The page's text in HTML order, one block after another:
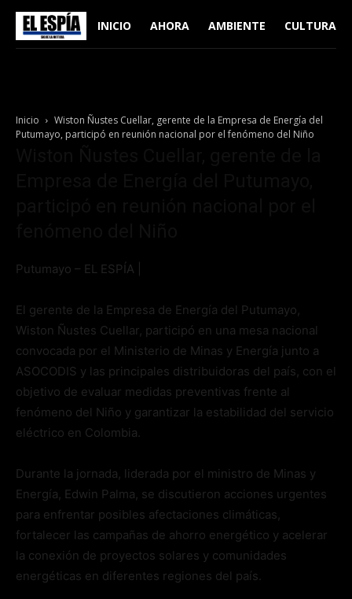
INICIO AHORA AMBIENTE CULTURA
Inicio
Wiston Ñustes Cuellar, gerente de la Empresa de Energía del
Putumayo, participó en reunión nacional por el fenómeno del Niño
Putumayo – EL ESPÍA |
El gerente de la Empresa de Energía del Putumayo,
Wiston Ñustes Cuellar, participó en una mesa nacional
convocada por el Ministerio de Minas y Energía junto a
ASOCODIS y las principales distribuidoras del país, con el
objetivo de evaluar medidas preventivas frente al
fenómeno del Niño y garantizar la estabilidad del servicio
eléctrico en Colombia.
Durante la jornada, liderada por el ministro de Minas y
Energía, Edwin Palma, se discutieron acciones urgentes
para enfrentar posibles afectaciones climáticas,
fortalecer las campañas de ahorro energético y acelerar
la conexión de proyectos solares y comunidades
energéticas en diferentes regiones del país.